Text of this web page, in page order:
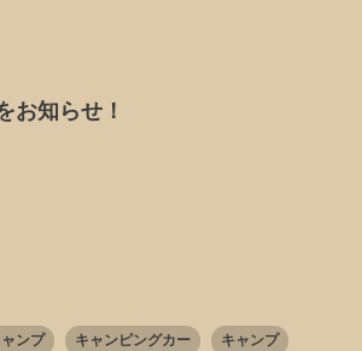
お知らせ！
ンプ キャンピングカー キャンプ